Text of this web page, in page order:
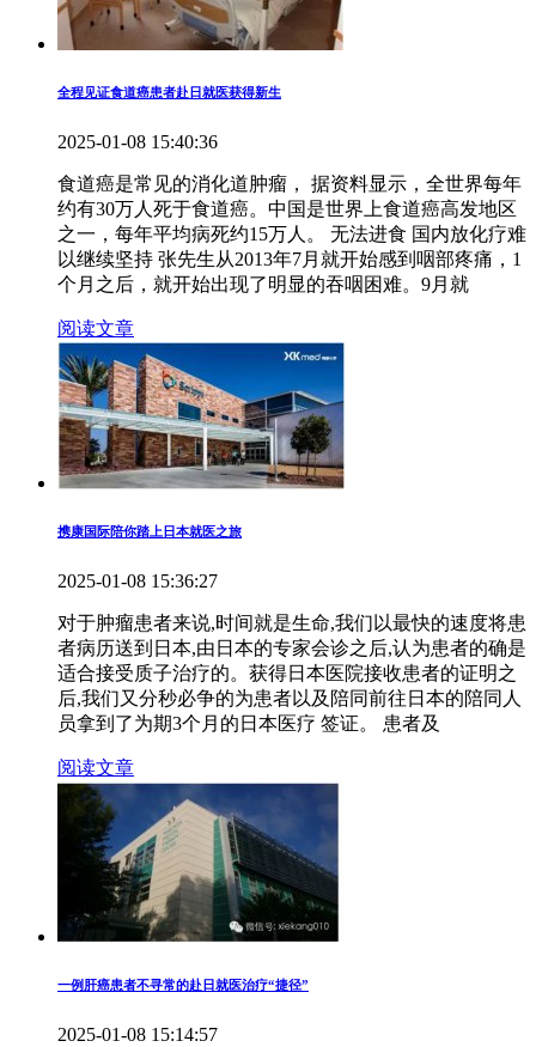
全程见证食道癌患者赴日就医获得新生
2025-01-08 15:40:36
食道癌是常见的消化道肿瘤， 据资料显示，全世界每年
约有30万人死于食道癌。中国是世界上食道癌高发地区
之一，每年平均病死约15万人。 无法进食 国内放化疗难
以继续坚持 张先生从2013年7月就开始感到咽部疼痛，1
个月之后，就开始出现了明显的吞咽困难。9月就
阅读文章
携康国际陪你踏上日本就医之旅
2025-01-08 15:36:27
对于肿瘤患者来说,时间就是生命,我们以最快的速度将患
者病历送到日本,由日本的专家会诊之后,认为患者的确是
适合接受质子治疗的。获得日本医院接收患者的证明之
后,我们又分秒必争的为患者以及陪同前往日本的陪同人
员拿到了为期3个月的日本医疗 签证。 患者及
阅读文章
一例肝癌患者不寻常的赴日就医治疗“捷径”
2025-01-08 15:14:57